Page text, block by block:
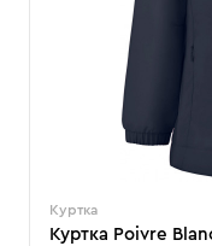
Куртка
Куртка Poivre